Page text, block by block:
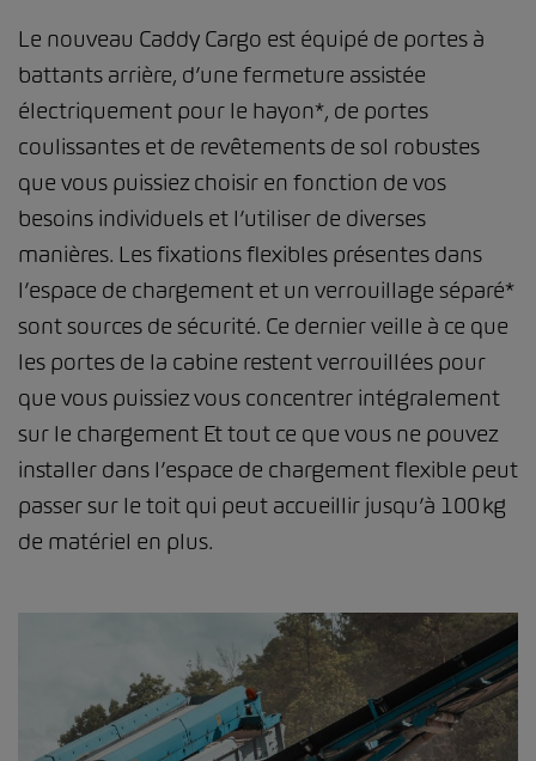
Le nouveau Caddy Cargo est équipé de portes à
battants arrière, d’une fermeture assistée
électriquement pour le hayon*, de portes
coulissantes et de revêtements de sol robustes
que vous puissiez choisir en fonction de vos
besoins individuels et l’utiliser de diverses
manières. Les fixations flexibles présentes dans
l’espace de chargement et un verrouillage séparé*
sont sources de sécurité. Ce dernier veille à ce que
les portes de la cabine restent verrouillées pour
que vous puissiez vous concentrer intégralement
sur le chargement Et tout ce que vous ne pouvez
installer dans l’espace de chargement flexible peut
passer sur le toit qui peut accueillir jusqu’à 100 kg
de matériel en plus.